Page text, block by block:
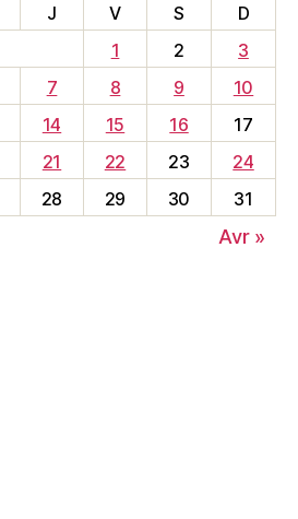
J V S
D
1
2
3
7 8 9
10
14 15 16
17
21 22 23
24
28 29 30 31
Avr »